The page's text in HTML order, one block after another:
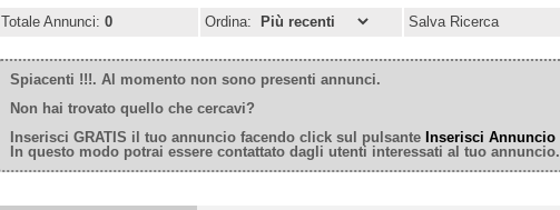
Totale Annunci: 0 Ordina: Salva Ricerca
Spiacenti !!!. Al momento non sono presenti annunci.
Non hai trovato quello che cercavi?
Inserisci GRATIS il tuo annuncio facendo click sul pulsante Inserisci Annuncio
In questo modo potrai essere contattato dagli utenti interessati al tuo annuncio.